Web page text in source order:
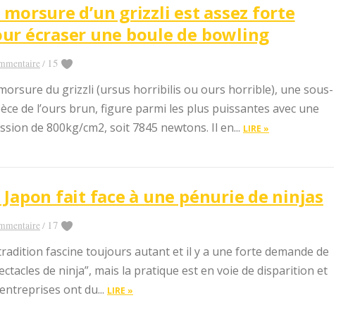
morsure d’un grizzli est assez forte
écraser une boule de bowling
/ 15
du grizzli (ursus horribilis ou ours horrible), une sous-
de l’ours brun, figure parmi les plus puissantes avec une
de 800kg/cm2, soit 7845 newtons. Il en... LIRE »
Japon fait face à une pénurie de ninjas
/ 17
fascine toujours autant et il y a une forte demande de
de ninja”, mais la pratique est en voie de disparition et
ont du... LIRE »